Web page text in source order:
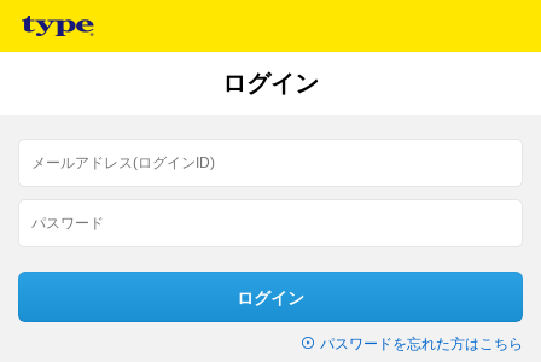
ログイン
ログイン
パスワードを忘れた方はこちら